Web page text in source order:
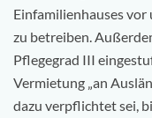
Einfamilienhauses vor
zu betreiben.
Pflegegrad III
Vermietung „an
dazu verpflichtet sei,